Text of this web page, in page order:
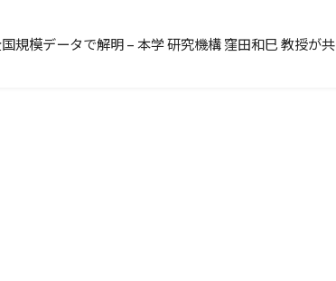
規模データで解明 – 本学 研究機構 窪田和巳 教授が